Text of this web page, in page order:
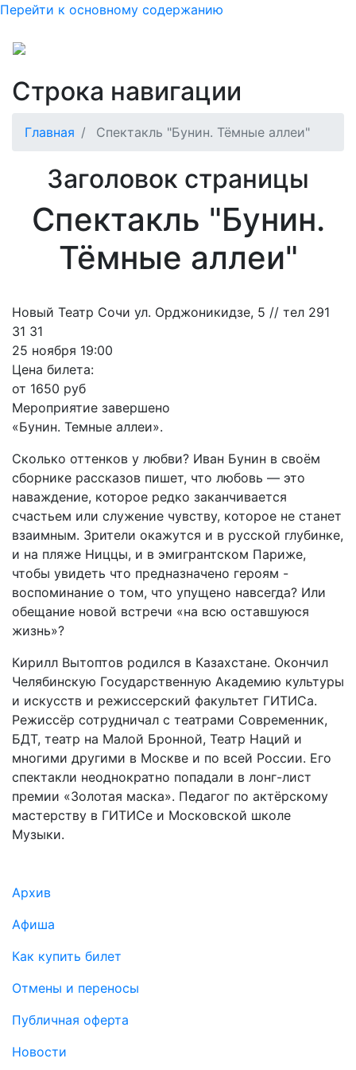
Перейти к основному содержанию
Строка навигации
Главная Спектакль "Бунин. Тёмные аллеи"
Заголовок страницы
Спектакль "Бунин.
Тёмные аллеи"
Новый Театр Сочи ул. Орджоникидзе, 5 // тел 291
31 31
25 ноября 19:00
Цена билета:
от 1650 руб
Мероприятие завершено
«Бунин. Темные аллеи».
Сколько оттенков у любви? Иван Бунин в своём
сборнике рассказов пишет, что любовь — это
наваждение, которое редко заканчивается
счастьем или служение чувству, которое не станет
взаимным. Зрители окажутся и в русской глубинке,
и на пляже Ниццы, и в эмигрантском Париже,
чтобы увидеть что предназначено героям -
воспоминание о том, что упущено навсегда? Или
обещание новой встречи «на всю оставшуюся
жизнь»?
Кирилл Вытоптов родился в Казахстане. Окончил
Челябинскую Государственную Академию культуры
и искусств и режиссерский факультет ГИТИСа.
Режиссёр сотрудничал с театрами Современник,
БДТ, театр на Малой Бронной, Театр Наций и
многими другими в Москве и по всей России. Его
спектакли неоднократно попадали в лонг-лист
премии «Золотая маска». Педагог по актёрскому
мастерству в ГИТИСе и Московской школе
Музыки.
Подвал
Архив
Афиша
Как купить билет
Отмены и переносы
Публичная оферта
Новости